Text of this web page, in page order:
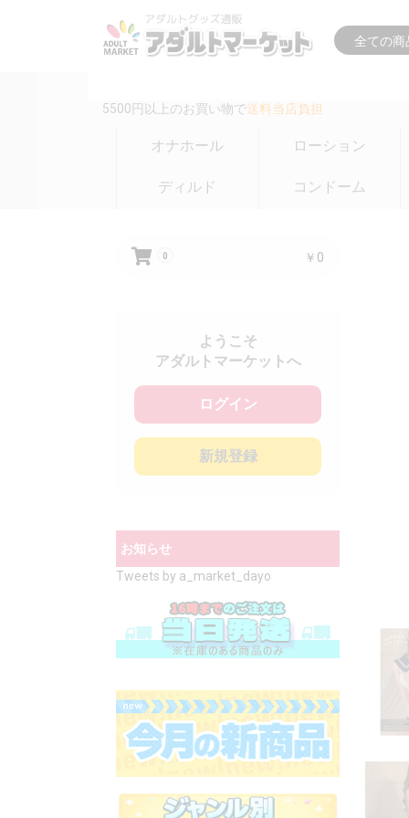
5500円以上のお買い物で送料当店負担
オナホール ローション
ディルド コンドーム
0 ￥0
ようこそ
アダルトマーケットへ
ログイン
新規登録
お知らせ
Tweets by a_market_dayo